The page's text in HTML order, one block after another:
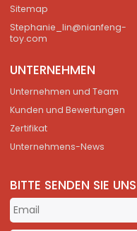
Sitemap
Stephanie_lin@nianfeng-
toy.com
UNTERNEHMEN
Unternehmen und Team
Kunden und Bewertungen
Zertifikat
Unternehmens-News
BITTE SENDEN SIE